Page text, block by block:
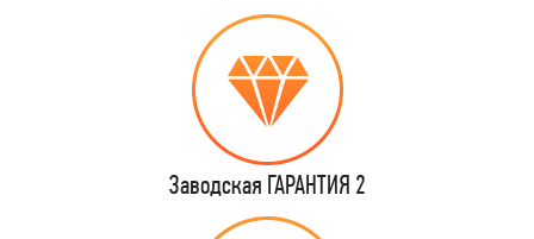
Заводская ГАРАНТИЯ 2